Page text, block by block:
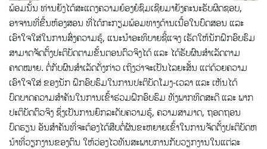
ພ້ອມນັ້ນ ທ່ານຍັງໄດ້ສະແດງຄວາມຍ້ອງຍໍຊົມເຊີຍມາຍັງຄະນະຮັບຜິດຊອບ,
ອາຈານທີ່ຂື້ນຫ້ອງສອນ ທີ່ໄດ້ກະກຽມພ້ອມທາງດ້ານເນື້ອໃນບົດສອນ ແລະ
ເອົາໃຈໃສ່ໃນການສົ່ງຄວາມຮູ້, ແນະນໍາອະທິບາຍຊີ້ແຈງ ເຮັດໃຫ້ນັກຝຶກອົບຮົມ
ສາມາດຈັດຕັ້ງປະຕິບັດຕາມຂັ້ນຕອນຕົວຈິງໄດ້ ແລະ ໄດ້ຮັບຜົນສຳເລັດຕາມ
ຄາດໝາຍ. ຕໍ່ກັບຜົນສໍາເລັດດັ່ງກ່າວ ເຖິງວ່າຈະເປັນໄລຍະສັ້ນ ແຕ່ດ້ວຍຄວາມ
ເອົາໃຈໃສ່ ຂອງນັກ ຝຶກອົບຮົມໃນການປະຕິບັດໂມງ-ເວລາ ແລະ ເຫັນໄດ້
ບົດບາດຄວາມສໍາຄັນໃນການເຂົ້າຮ່ວມຝຶກອົບຮົມ ທັງພາກທິດສະດີ ແລະ ພາກ
ປະຕິບັດຕົວຈິງ ຊຶ່ງເປັນການຍົກລະດັບຄວາມຮູ້, ຄວາມສາມາດ, ຖອດຖອນ
ບົດຮຽນ ອັນສໍາຄັນທີ່ຈະຕ້ອງໄດ້ສືບຕໍ່ຜັນຂະຫຍາຍເຂົ້າໃນການຈັດຕັ້ງປະຕິບັດຫ
ນ້າທີ່ວຽກງານຂອງຕົນ ໃຫ້ວ່ອງໄວທັນສະພາບການກັບວຽກງານໃນແຕ່ລະ